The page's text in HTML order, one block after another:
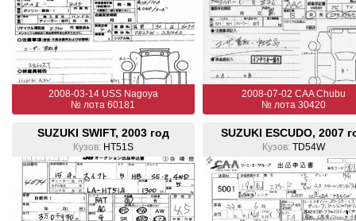
2008-03-14 USS Nagoya
№ лота 60181
2008-07-02 CAA Chubu
№ лота 30420
SUZUKI SWIFT, 2003 год
Кузов: HT51S
SUZUKI ESCUDO, 2007
Кузов: TD54W